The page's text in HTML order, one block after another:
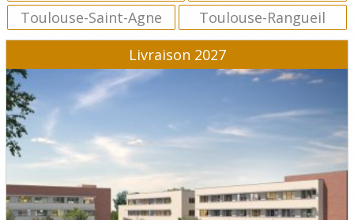
Toulouse-Saint-Agne
Toulouse-Rangueil
Livraison 2027